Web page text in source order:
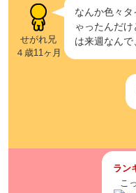
せがれ兄
４歳11ヶ月
なんか色々
ゃったんだ
は来週なんで
ラン
こ